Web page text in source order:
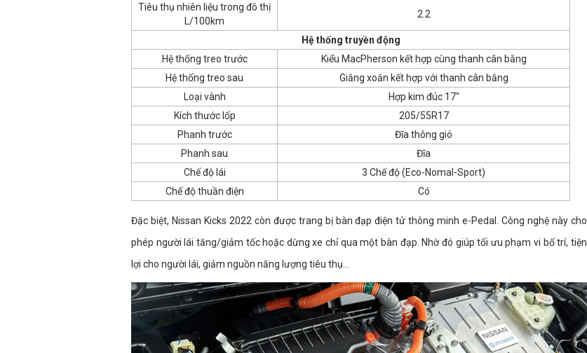
Tiêu thụ nhiên liệu trong đô thị
L/100km
2.2
Hệ thống truyền động
Hệ thống treo trước
Kiểu MacPherson kết hợp cùng thanh cân bằng
Hệ thống treo sau
Giằng xoắn kết hợp với thanh cân bằng
Loại vành
Hợp kim đúc 17"
Kích thước lốp
205/55R17
Phanh trước
Đĩa thông gió
Phanh sau
Đĩa
Chế độ lái
3 Chế độ (Eco-Nomal-Sport)
Chế độ thuần điện
Có
Đặc biệt, Nissan Kicks 2022 còn được trang bị bàn đạp điện tử thông minh e-Pedal. Công nghệ này cho
phép người lái tăng/giảm tốc hoặc dừng xe chỉ qua một bàn đạp. Nhờ đó giúp tối ưu phạm vi bố trí, tiện
lợi cho người lái, giảm nguồn năng lượng tiêu thụ…